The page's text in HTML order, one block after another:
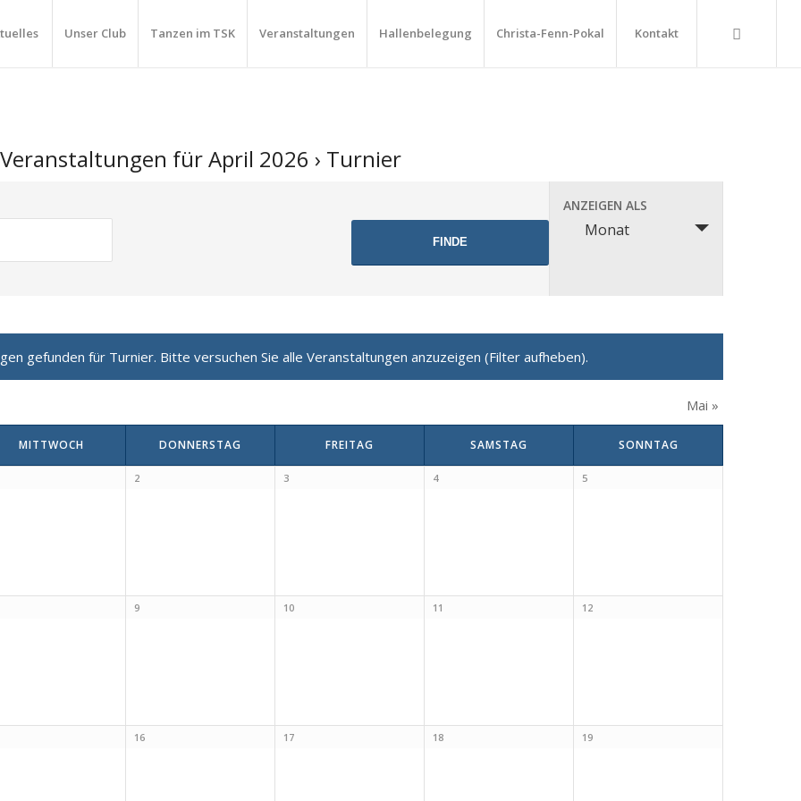
Unser Club Tanzen im TSK Veranstaltungen Hallenbelegung Christa-Fenn-Pokal Kontakt
Veranstaltungen für April 2026 › Turnier
Veranstaltung
Ansichten-
ANZEIGEN ALS
Monat
gefunden für Turnier. Bitte versuchen Sie alle Veranstaltungen anzuzeigen (Filter aufheben).
Mai »
MITTWOCH DONNERSTAG FREITAG SAMSTAG SONNTAG
2 3 4 5
9 10 11 12
16 17 18 19